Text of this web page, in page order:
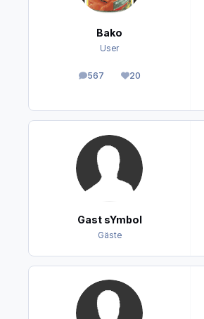
Bako
User
567
Beiträge 20
Reputation
Gast sYmbol
Gäste